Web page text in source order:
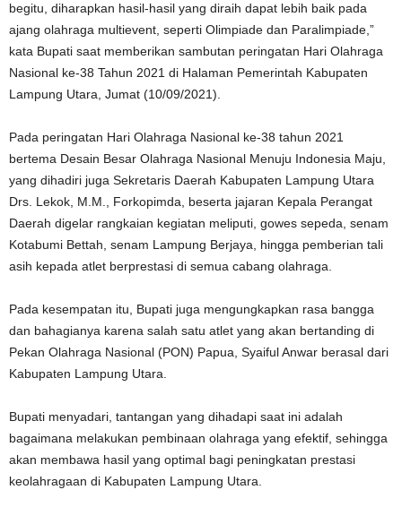
begitu, diharapkan hasil-hasil yang diraih dapat lebih baik pada
ajang olahraga multievent, seperti Olimpiade dan Paralimpiade,”
kata Bupati saat memberikan sambutan peringatan Hari Olahraga
Nasional ke-38 Tahun 2021 di Halaman Pemerintah Kabupaten
Lampung Utara, Jumat (10/09/2021).
Pada peringatan Hari Olahraga Nasional ke-38 tahun 2021
bertema Desain Besar Olahraga Nasional Menuju Indonesia Maju,
yang dihadiri juga Sekretaris Daerah Kabupaten Lampung Utara
Drs. Lekok, M.M., Forkopimda, beserta jajaran Kepala Perangat
Daerah digelar rangkaian kegiatan meliputi, gowes sepeda, senam
Kotabumi Bettah, senam Lampung Berjaya, hingga pemberian tali
asih kepada atlet berprestasi di semua cabang olahraga.
Pada kesempatan itu, Bupati juga mengungkapkan rasa bangga
dan bahagianya karena salah satu atlet yang akan bertanding di
Pekan Olahraga Nasional (PON) Papua, Syaiful Anwar berasal dari
Kabupaten Lampung Utara.
Bupati menyadari, tantangan yang dihadapi saat ini adalah
bagaimana melakukan pembinaan olahraga yang efektif, sehingga
akan membawa hasil yang optimal bagi peningkatan prestasi
keolahragaan di Kabupaten Lampung Utara.